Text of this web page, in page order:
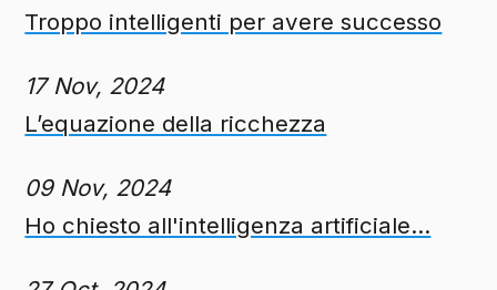
Troppo intelligenti per avere successo
17 Nov, 2024
L’equazione della ricchezza
09 Nov, 2024
Ho chiesto all'intelligenza artificiale...